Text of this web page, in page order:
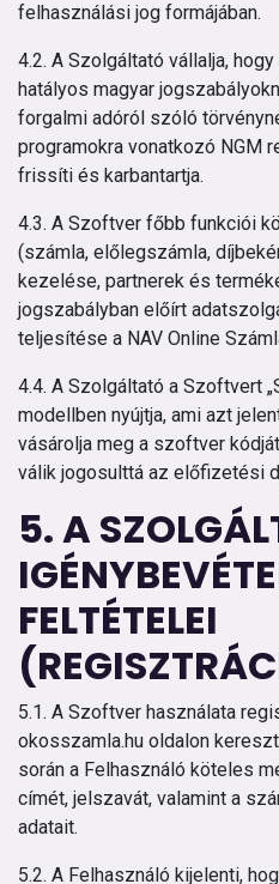
felhasználási jog formájában.
4.2. A Szolgáltató vállalja,
hatályos magyar
forgalmi adóról szóló
programokra vonatkozó NGM
frissíti és karbantartja.
4.3. A Szoftver főbb funkciói
(számla, előlegszámla,
kezelése, partnerek és
jogszabályban előírt
teljesítése a NAV Online
4.4. A Szolgáltató a Szoftvert
modellben nyújtja, ami azt
vásárolja meg a szoftver
válik jogosulttá az előfizetési
5. A
FELTÉTELEI
5.1. A Szoftver használata
okosszamla.hu oldalon
során a Felhasználó köteles
címét, jelszavát, valamint a
adatait.
5.2. A Felhasználó kijelenti,